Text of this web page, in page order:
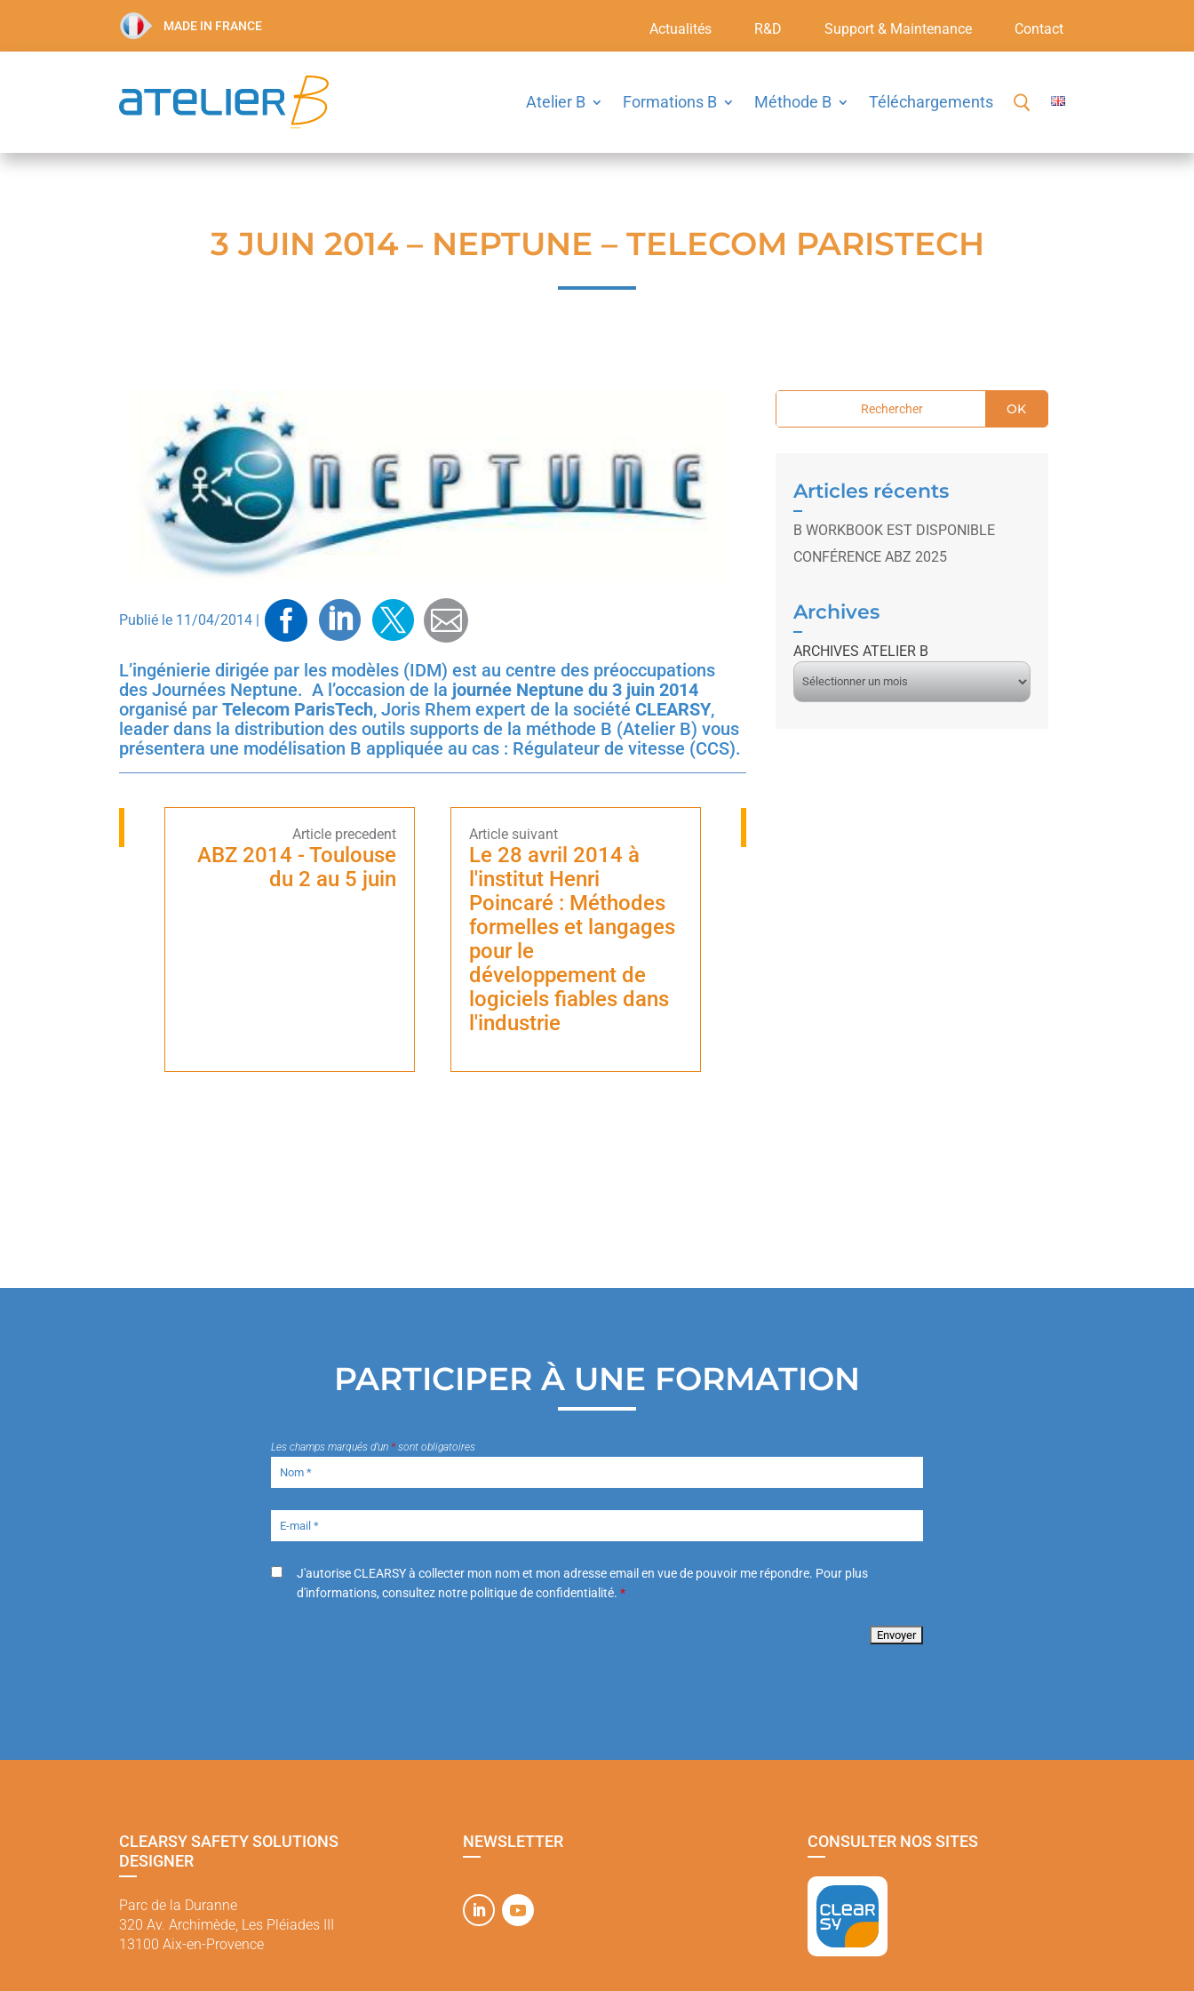
MADE IN FRANCE Actualités R&D Support & Maintenance Contact
Atelier B Formations B Méthode B Téléchargements
3 JUIN 2014 – NEPTUNE – TELECOM PARISTECH
Publié le 11/04/2014 | Facebook
Linkedin
Twitter
Mail
L’ingénierie dirigée par les modèles (IDM) est au centre des préoccupations
des Journées Neptune. A l’occasion de la journée Neptune du 3 juin 2014
organisé parTelecom ParisTech, Joris Rhem expert de la sociétéCLEARSY,
leader dans la distribution des outils supports de la méthode B (Atelier B) vous
présentera une modélisation B appliquée au cas : Régulateur de vitesse (CCS).
ABZ 2014 - Toulouse
du 2 au 5 juin
Le 28 avril 2014 à
l'institut Henri
Poincaré : Méthodes
formelles et langages
pour le
développement de
logiciels fiables dans
l'industrie
OK
Articles récents
B WORKBOOK EST DISPONIBLE
CONFÉRENCE ABZ 2025
Archives
ARCHIVES ATELIER B
A
PARTICIPER À UNE FORMATION
Les champs marqués d’un * sont obligatoires
J'autorise CLEARSY à collecter mon nom et mon adresse email en vue de pouvoir me répondre. Pour plus
d'informations, consultez notre politique de confidentialité. *
CLEARSY SAFETY SOLUTIONS
DESIGNER
Parc de la Duranne
320 Av. Archimède, Les Pléiades III
13100 Aix-en-Provence
NEWSLETTER CONSULTER NOS SITES